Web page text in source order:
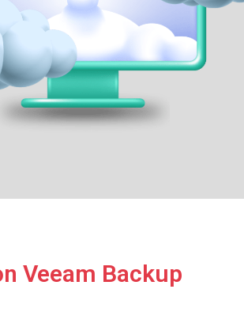
Veeam Backup